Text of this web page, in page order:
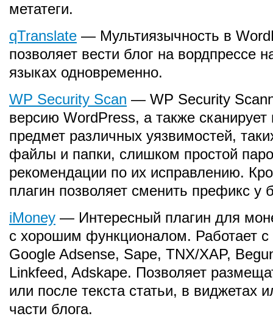
метатеги.
qTranslate — Мультиязычность в
позволяет вести блог на вордпрессе
языках одновременно.
WP Security Scan — WP Security
версию WordPress, а также
предмет различных уязвимостей,
файлы и папки, слишком простой
рекомендации по их исправлению.
плагин позволяет сменить префикс у
iMoney — Интересный плагин для
с хорошим функционалом. Работает
Google Adsense, Sape, TNX/XAP,
Linkfeed, Adskape. Позволяет
или после текста статьи, в виджетах
части блога.